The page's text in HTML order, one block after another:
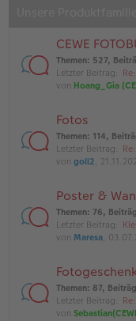
CEWE
Themen: 527,
Letzter Beitrag:
von Hoang_Gia
Fotos
Themen: 114,
Letzter Beitrag:
von goll2,
Poster &
Themen: 76,
Letzter Beitrag:
von Maresa,
Themen: 87,
Letzter Beitrag:
von